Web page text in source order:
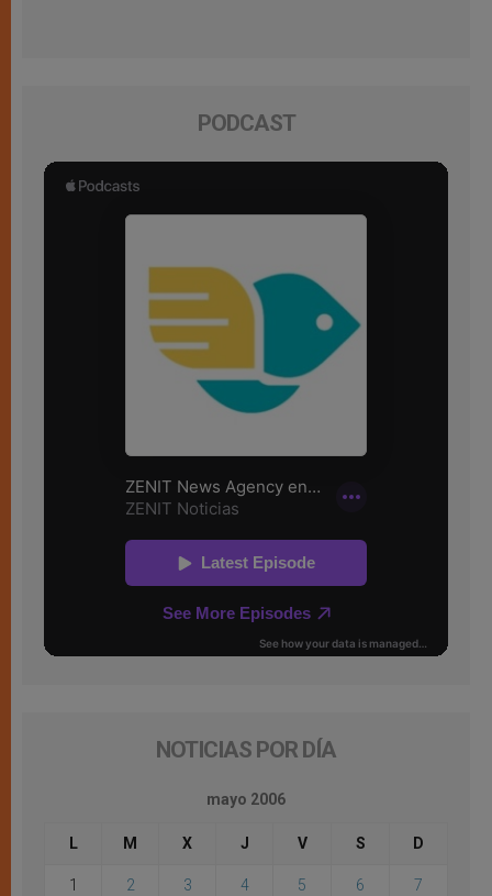
PODCAST
NOTICIAS POR DÍA
mayo 2006
L M X J V S D
1 2 3 4 5 6 7